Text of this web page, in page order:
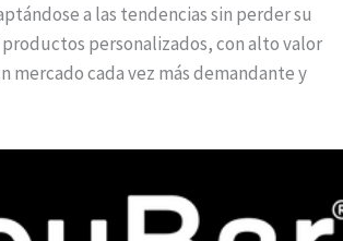
a las tendencias sin perder su
personalizados, con alto valor
mercado cada vez más demandante y